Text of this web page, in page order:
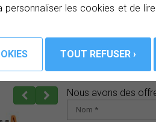
personnaliser les cookies et de
Abonnez-vous à
Nous avons des